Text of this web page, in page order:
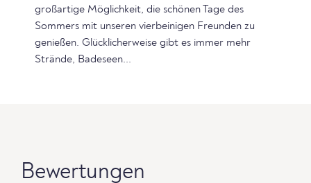
großartige Möglichkeit, die schönen Tage des
Sommers mit unseren vierbeinigen Freunden zu
genießen. Glücklicherweise gibt es immer mehr
Strände, Badeseen...
Bewertungen